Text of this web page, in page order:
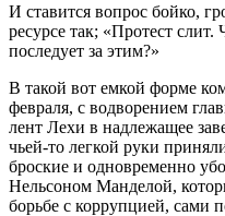
И ставится вопрос бойко,
ресурсе так; «Протест слит.
последует за этим?»
В такой вот емкой форме
февраля, с водворением
лент Лехи в надлежащее
чьей-то легкой руки
броские и одновременно
Нельсоном Манделой,
борьбе с коррупцией, сами